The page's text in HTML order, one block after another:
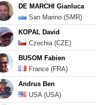
DE MARCHI Gianluca
San Marino (SMR)
KOPAL David
Czechia (CZE)
BUSOM Fabien
France (FRA)
Andrus Ben
USA (USA)